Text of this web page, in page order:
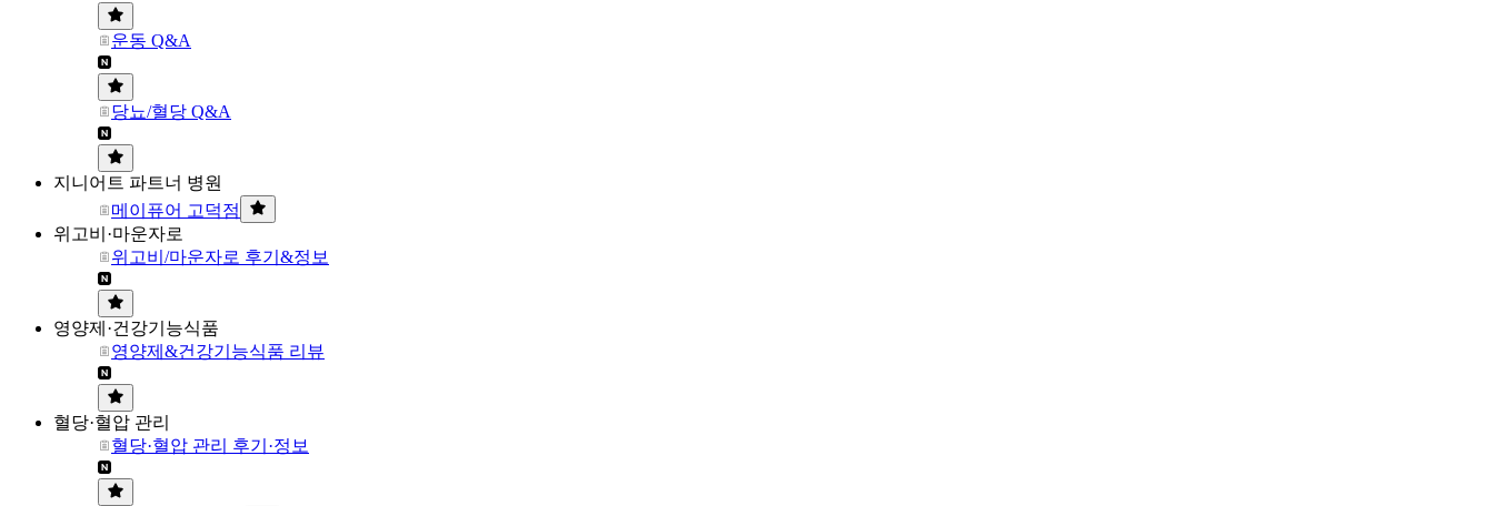
운동 Q&A
당뇨/혈당 Q&A
지니어트 파트너 병원
메이퓨어 고덕점
위고비·마운자로
위고비/마운자로 후기&정보
영양제·건강기능식품
영양제&건강기능식품 리뷰
혈당·혈압 관리
혈당·혈압 관리 후기·정보